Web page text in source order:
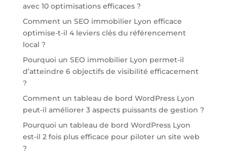
avec 10 optimisations efficaces ?
Comment un SEO immobilier Lyon efficace
optimise-t-il 4 leviers clés du référencement
local ?
Pourquoi un SEO immobilier Lyon permet-il
d’atteindre 6 objectifs de visibilité efficacement
?
Comment un tableau de bord WordPress Lyon
peut-il améliorer 3 aspects puissants de gestion ?
Pourquoi un tableau de bord WordPress Lyon
est-il 2 fois plus efficace pour piloter un site web
?